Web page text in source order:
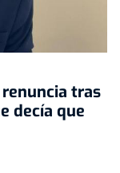
renuncia tras
decía que